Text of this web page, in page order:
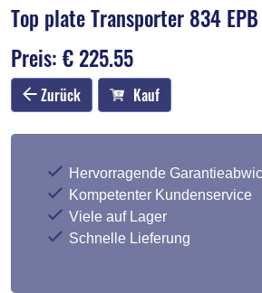
Top plate Transporter 834 EPB
Preis: € 225.55
Zurück Kauf
Hervorragende
Kompetenter Kundenservice
Viele auf Lager
Schnelle Lieferung